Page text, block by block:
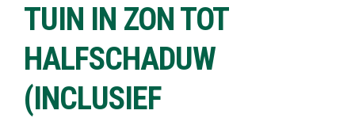
TUIN IN ZON TOT
HALFSCHADUW
(INCLUSIEF